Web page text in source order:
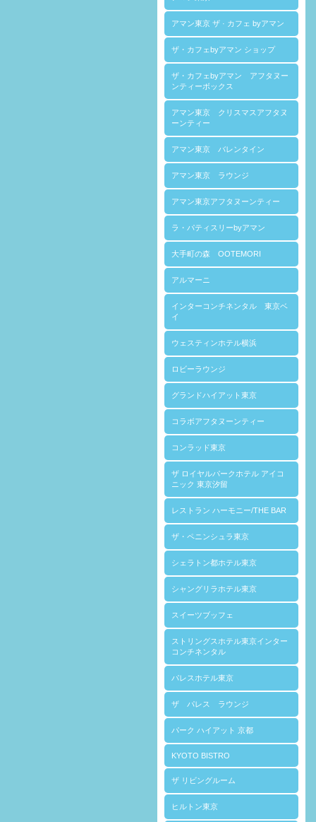
アマン東京 ザ · カフェ byアマン
ザ・カフェbyアマン ショップ
ザ・カフェbyアマン アフタヌー
ンティーボックス
アマン東京 クリスマスアフタヌ
ーンティー
アマン東京 バレンタイン
アマン東京 ラウンジ
アマン東京アフタヌーンティー
ラ・パティスリーbyアマン
大手町の森 OOTEMORI
アルマーニ
インターコンチネンタル 東京ベ
イ
ウェスティンホテル横浜
ロビーラウンジ
グランドハイアット東京
コラボアフタヌーンティー
コンラッド東京
ザ ロイヤルパークホテル アイコ
ニック 東京汐留
レストラン ハーモニー/THE BAR
ザ・ペニンシュラ東京
シェラトン都ホテル東京
シャングリラホテル東京
スイーツブッフェ
ストリングスホテル東京インター
コンチネンタル
パレスホテル東京
ザ パレス ラウンジ
パーク ハイアット 京都
KYOTO BISTRO
ザ リビングルーム
ヒルトン東京